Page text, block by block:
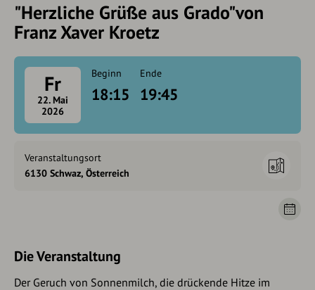
"Herzliche Grüße aus Grado"von
Franz Xaver Kroetz
Fr
22. Mai
2026
Beginn
18:15
Ende
19:45
Veranstaltungsort
6130 Schwaz, Österreich
Die Veranstaltung
Der Geruch von Sonnenmilch, die drückende Hitze im